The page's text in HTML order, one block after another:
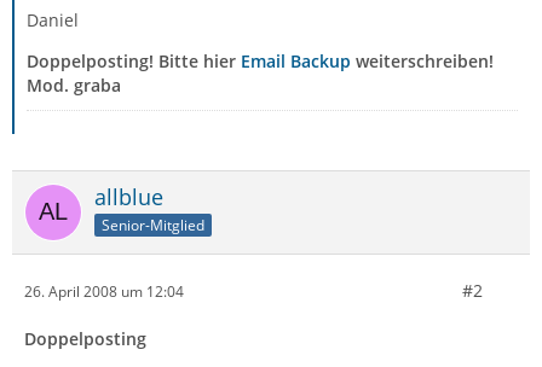
Daniel
Doppelposting! Bitte hier Email Backup weiterschreiben!
Mod. graba
allblue
Senior-Mitglied
26. April 2008 um 12:04 #2
Doppelposting